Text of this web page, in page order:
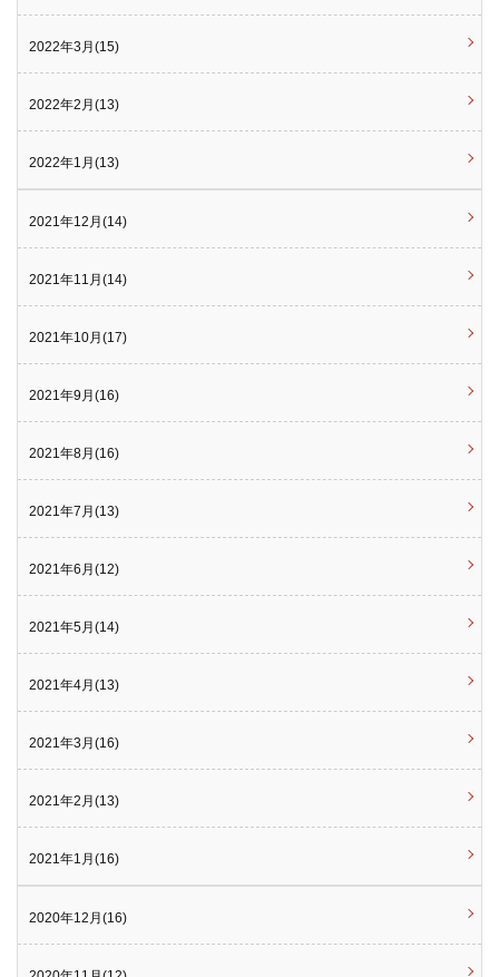
2022年3月(15)
2022年2月(13)
2022年1月(13)
2021年12月(14)
2021年11月(14)
2021年10月(17)
2021年9月(16)
2021年8月(16)
2021年7月(13)
2021年6月(12)
2021年5月(14)
2021年4月(13)
2021年3月(16)
2021年2月(13)
2021年1月(16)
2020年12月(16)